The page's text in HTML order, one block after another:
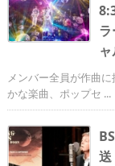
メンバー全員が作曲
かな楽曲、ポップセ ...
送